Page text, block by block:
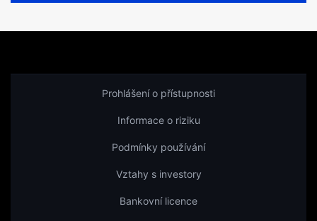
Prohlášení o přístupnosti
Informace o riziku
Podmínky používání
Vztahy s investory
Bankovní licence